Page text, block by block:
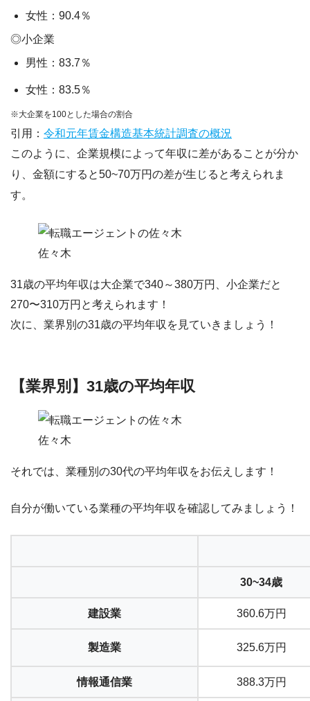
女性：90.4％
◎小企業
男性：83.7％
女性：83.5％
※大企業を100とした場合の割合
引用： 令和元年賃金構造基本統計調査の概況
このように、企業規模によって年収に差があることが分か
り、 金額にすると50~70万円の差が生じる と考えられま
す。
佐々木
31歳の平均年収は大企業で340～380万円、小企業だと
270〜310万円と考えられます！
次に、業界別の31歳の平均年収を見ていきましょう！
【業界別】31歳の平均年収
佐々木
それでは、 業種別の30代の平均年収 をお伝えします！
自分が働いている業種の平均年収を確認してみましょう！
30~34歳
建設業 360.6万円
製造業 325.6万円
情報通信業 388.3万円